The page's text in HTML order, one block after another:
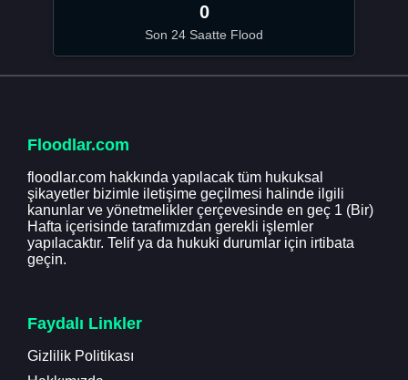
0
Son 24 Saatte Flood
Floodlar.com
floodlar.com hakkında yapılacak tüm hukuksal
şikayetler bizimle iletişime geçilmesi halinde ilgili
kanunlar ve yönetmelikler çerçevesinde en geç 1 (Bir)
Hafta içerisinde tarafımızdan gerekli işlemler
yapılacaktır. Telif ya da hukuki durumlar için irtibata
geçin.
Faydalı Linkler
Gizlilik Politikası